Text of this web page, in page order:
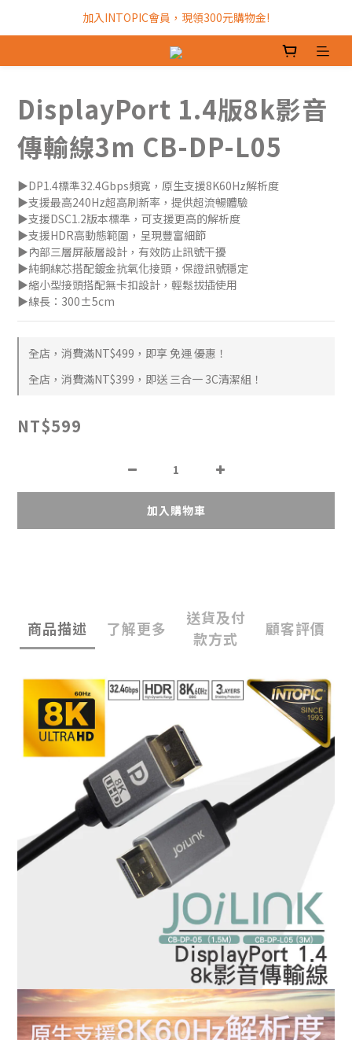
加入INTOPIC會員，現領300元購物金!
全館滿$499免運費!
加入INTOPIC會員，現領300元購物金!
DisplayPort 1.4版8k影音
傳輸線3m CB-DP-L05
▶DP1.4標準32.4Gbps頻寬，原生支援8K60Hz解析度
▶支援最高240Hz超高刷新率，提供超流暢體驗
▶支援DSC1.2版本標準，可支援更高的解析度
▶支援HDR高動態範圍，呈現豐富細節
▶內部三層屏蔽層設計，有效防止訊號干擾
▶純銅線芯搭配鍍金抗氧化接頭，保證訊號穩定
▶縮小型接頭搭配無卡扣設計，輕鬆拔插使用
▶線長：300±5cm
全店，消費滿NT$499，即享 免運 優惠！
全店，消費滿NT$399，即送 三合一 3C清潔組！
NT$599
加入購物車
商品描述 了解更多
送貨及付
款方式
顧客評價